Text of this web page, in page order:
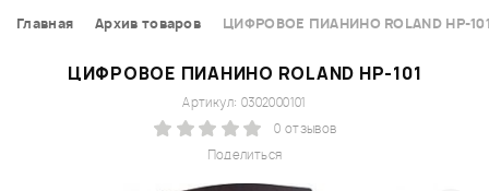
Главная Архив товаров ЦИФРОВОЕ ПИАНИНО ROLAND HP-
ЦИФРОВОЕ ПИАНИНО ROLAND HP-101
Поделиться
Артикул: 0302000101
0 отзывов